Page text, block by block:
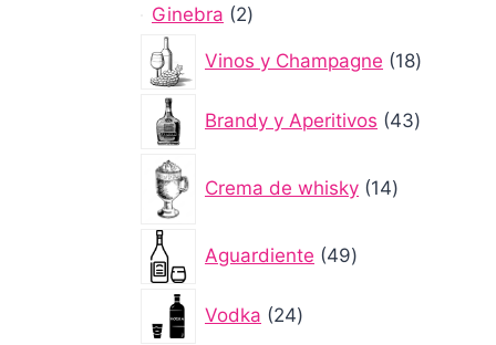
Ginebra
22
Vinos y Champagne 18
Brandy y Aperitivos
43
Crema de whisky 14productos
Aguardiente 49
49
productos
Vodka
24
24
productos